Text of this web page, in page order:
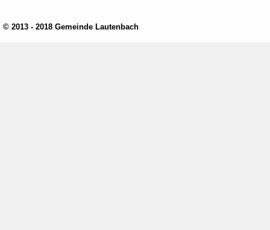
© 2013 - 2018 Gemeinde Lautenbach